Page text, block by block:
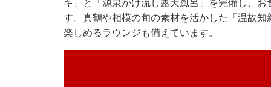
キ」と「源泉かけ流し露天風呂」を完備し、
す。真鶴や相模の旬の素材を活かした「温故
楽しめるラウンジも備えています。